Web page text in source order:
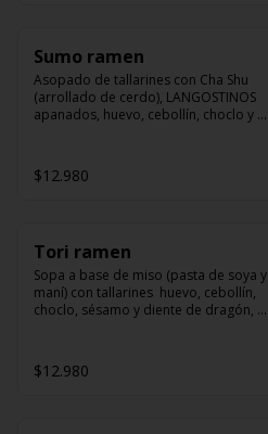
Sumo ramen
Asopado de tallarines con Cha Shu
(arrollado de cerdo), LANGOSTINOS
apanados, huevo, cebollín, choclo y
maní y sésamo.
$12.980
Tori ramen
Sopa a base de miso (pasta de soya y
maní) con tallarines  huevo, cebollín,
choclo, sésamo y diente de dragón,
$12.980